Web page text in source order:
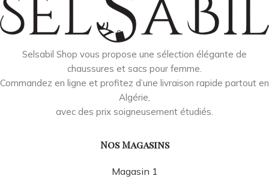
Selsabil Shop vous propose une sélection élégante de
chaussures et sacs pour femme.
Commandez en ligne et profitez d’une livraison rapide partout en
Algérie,
avec des prix soigneusement étudiés.
Nos Magasins
Magasin 1